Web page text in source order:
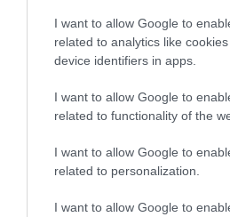
I want to allow Google to
related to analytics like
device identifiers in apps.
I want to allow Google to
related to functionality of the
I want to allow Google to
related to personalization.
I want to allow Google to
07.08.2026 | 16:02
Φορτηγό μεταφέρει
ανεμογεννήτριας αλλά…
δένδρα! (βίντεο)